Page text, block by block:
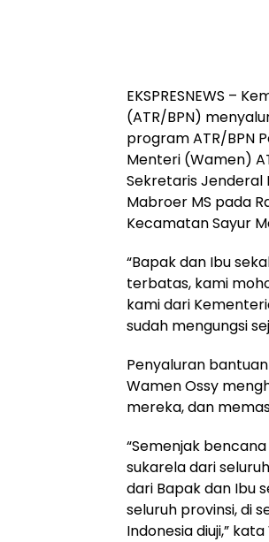
EKSPRESNEWS –
(ATR/BPN)
program ATR/BPN
Menteri (Wamen)
Sekretaris Jenderal
Mabroer MS pada
Kecamatan Sayur
“Bapak dan Ibu
terbatas, kami
kami dari
sudah mengungsi
Penyaluran
Wamen Ossy
mereka, dan
“Semenjak
sukarela dari
dari Bapak dan Ibu
seluruh provinsi, di
Indonesia diuji,”